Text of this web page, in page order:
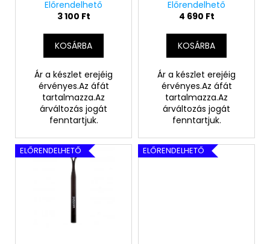
Előrendelhető
3 100 Ft
KOSÁRBA
Ár a készlet erejéig
érvényes.Az áfát
tartalmazza.Az
árváltozás jogát
fenntartjuk.
kutyáknak és cicáknak
Előrendelhető
4 690 Ft
KOSÁRBA
Ár a készlet erejéig
érvényes.Az áfát
tartalmazza.Az
árváltozás jogát
fenntartjuk.
ELŐRENDELHETŐ ELŐRENDELHETŐ